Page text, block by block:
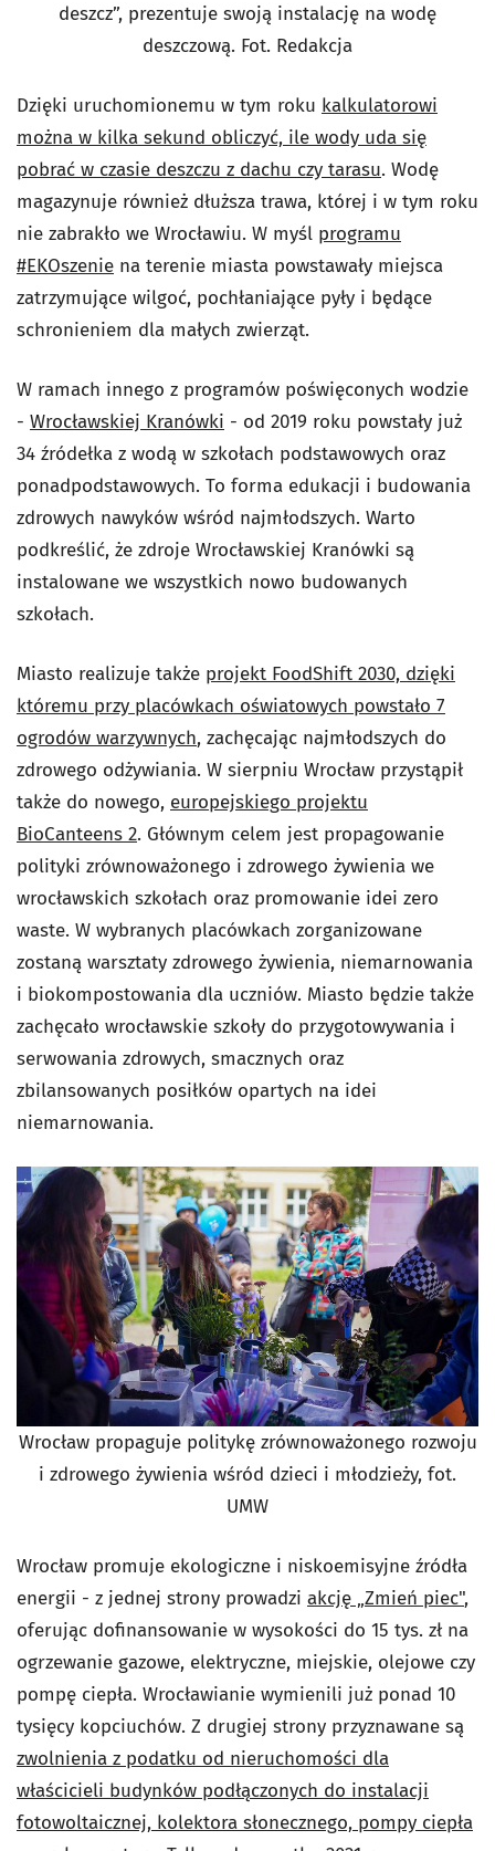
deszcz”, prezentuje swoją instalację na wodę
deszczową. Fot. Redakcja
Dzięki uruchomionemu w tym roku kalkulatorowi
można w kilka sekund obliczyć, ile wody uda się
pobrać w czasie deszczu z dachu czy tarasu. Wodę
magazynuje również dłuższa trawa, której i w tym roku
nie zabrakło we Wrocławiu. W myśl programu
#EKOszenie na terenie miasta powstawały miejsca
zatrzymujące wilgoć, pochłaniające pyły i będące
schronieniem dla małych zwierząt.
W ramach innego z programów poświęconych wodzie
- Wrocławskiej Kranówki - od 2019 roku powstały już
34 źródełka z wodą w szkołach podstawowych oraz
ponadpodstawowych. To forma edukacji i budowania
zdrowych nawyków wśród najmłodszych. Warto
podkreślić, że zdroje Wrocławskiej Kranówki są
instalowane we wszystkich nowo budowanych
szkołach.
Miasto realizuje także projekt FoodShift 2030, dzięki
któremu przy placówkach oświatowych powstało 7
ogrodów warzywnych, zachęcając najmłodszych do
zdrowego odżywiania. W sierpniu Wrocław przystąpił
także do nowego, europejskiego projektu
BioCanteens 2. Głównym celem jest propagowanie
polityki zrównoważonego i zdrowego żywienia we
wrocławskich szkołach oraz promowanie idei zero
waste. W wybranych placówkach zorganizowane
zostaną warsztaty zdrowego żywienia, niemarnowania
i biokompostowania dla uczniów. Miasto będzie także
zachęcało wrocławskie szkoły do przygotowywania i
serwowania zdrowych, smacznych oraz
zbilansowanych posiłków opartych na idei
niemarnowania.
Wrocław propaguje politykę zrównoważonego rozwoju
i zdrowego żywienia wśród dzieci i młodzieży, fot.
UMW
Wrocław promuje ekologiczne i niskoemisyjne źródła
energii - z jednej strony prowadzi akcję „Zmień piec",
oferując dofinansowanie w wysokości do 15 tys. zł na
ogrzewanie gazowe, elektryczne, miejskie, olejowe czy
pompę ciepła. Wrocławianie wymienili już ponad 10
tysięcy kopciuchów. Z drugiej strony przyznawane są
zwolnienia z podatku od nieruchomości dla
właścicieli budynków podłączonych do instalacji
fotowoltaicznej, kolektora słonecznego, pompy ciepła